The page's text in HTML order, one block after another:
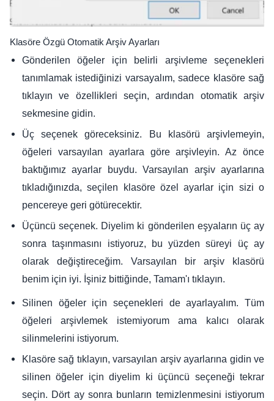
Klasöre Özgü Otomatik Arşiv Ayarları
Gönderilen öğeler için belirli arşivleme seçenekleri
tanımlamak istediğinizi varsayalım, sadece klasöre sağ
tıklayın ve özellikleri seçin, ardından otomatik arşiv
sekmesine gidin.
Üç seçenek göreceksiniz. Bu klasörü arşivlemeyin,
öğeleri varsayılan ayarlara göre arşivleyin. Az önce
baktığımız ayarlar buydu. Varsayılan arşiv ayarlarına
tıkladığınızda, seçilen klasöre özel ayarlar için sizi o
pencereye geri götürecektir.
Üçüncü seçenek. Diyelim ki gönderilen eşyaların üç ay
sonra taşınmasını istiyoruz, bu yüzden süreyi üç ay
olarak değiştireceğim. Varsayılan bir arşiv klasörü
benim için iyi. İşiniz bittiğinde, Tamam'ı tıklayın.
Silinen öğeler için seçenekleri de ayarlayalım. Tüm
öğeleri arşivlemek istemiyorum ama kalıcı olarak
silinmelerini istiyorum.
Klasöre sağ tıklayın, varsayılan arşiv ayarlarına gidin ve
silinen öğeler için diyelim ki üçüncü seçeneği tekrar
seçin. Dört ay sonra bunların temizlenmesini istiyorum